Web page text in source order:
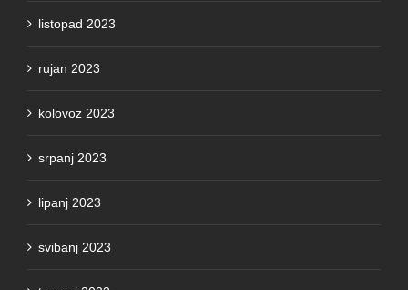
rujan 2023
kolovoz 2023
lipanj 2023
svibanj 2023
travanj 2023